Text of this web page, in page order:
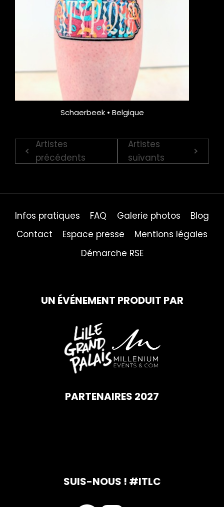
Schaerbeek • Belgique
Artistes
précédents
Artistes
suivants
Infos pratiques FAQ Galerie photos
Blog
Contact
Espace presse
Mentions légales
Démarche RSE
UN ÉVÉNEMENT PRODUIT PAR
PARTENAIRES 2027
SUIS-NOUS ! #ITLC